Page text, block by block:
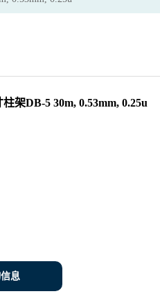
架DB-5 30m, 0.53mm, 0.25u
息